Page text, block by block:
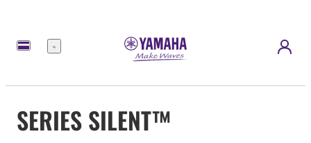
Menu
SERIES SILENT™